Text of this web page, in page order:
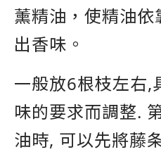
薰精油，使精油
出香味。
一般放6根枝左右,
味的要求而調整.
油時, 可以先將藤